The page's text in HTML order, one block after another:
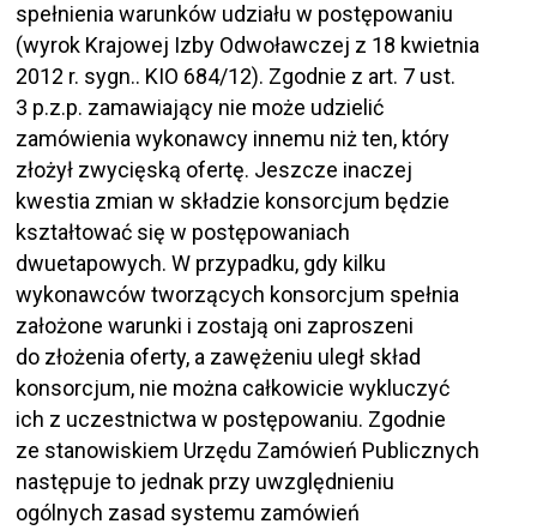
spełnienia warunków udziału w postępowaniu
(wyrok Krajowej Izby Odwoławczej z 18 kwietnia
2012 r. sygn.. KIO 684/12). Zgodnie z art. 7 ust.
3 p.z.p. zamawiający nie może udzielić
zamówienia wykonawcy innemu niż ten, który
złożył zwycięską ofertę. Jeszcze inaczej
kwestia zmian w składzie konsorcjum będzie
kształtować się w postępowaniach
dwuetapowych. W przypadku, gdy kilku
wykonawców tworzących konsorcjum spełnia
założone warunki i zostają oni zaproszeni
do złożenia oferty, a zawężeniu uległ skład
konsorcjum, nie można całkowicie wykluczyć
ich z uczestnictwa w postępowaniu. Zgodnie
ze stanowiskiem Urzędu Zamówień Publicznych
następuje to jednak przy uwzględnieniu
ogólnych zasad systemu zamówień